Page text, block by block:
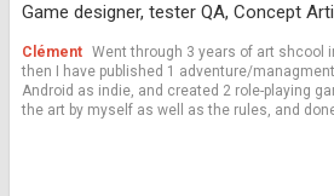
Game designer, tester QA, Concept
Clément Went through 3 years of art shcool
then I have published 1 adventure/
Android as indie, and created 2 role-playing
the art by myself as well as the rules, and